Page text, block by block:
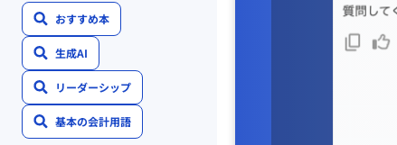
おすすめ本
生成AI
リーダーシップ
基本の会計用語